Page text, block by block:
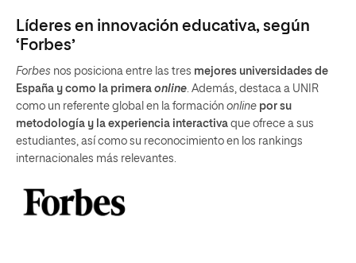
Líderes en innovación educativa, según
‘Forbes’
Forbes nos posiciona entre las tres mejores universidades de
España y como la primera online. Además, destaca a UNIR
como un referente global en la formación online por su
metodología y la experiencia interactiva que ofrece a sus
estudiantes, así como su reconocimiento en los rankings
internacionales más relevantes.